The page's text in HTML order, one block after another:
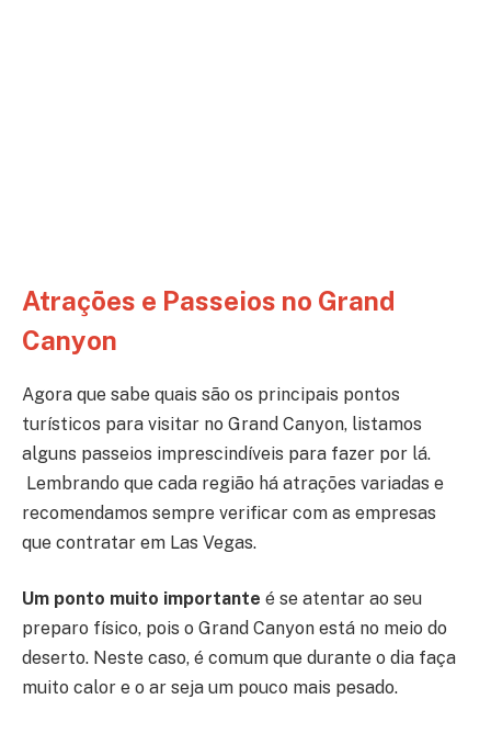
Atrações e Passeios no Grand
Canyon
Agora que sabe quais são os principais pontos
turísticos para visitar no Grand Canyon, listamos
alguns passeios imprescindíveis para fazer por lá.
Lembrando que cada região há atrações variadas e
recomendamos sempre verificar com as empresas
que contratar em Las Vegas.
Um ponto muito importante é se atentar ao seu
preparo físico, pois o Grand Canyon está no meio do
deserto. Neste caso, é comum que durante o dia faça
muito calor e o ar seja um pouco mais pesado.